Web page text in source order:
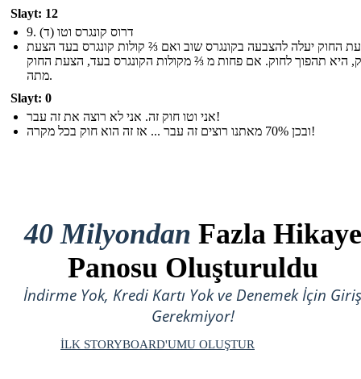
Slayt: 12
9. (ד) דרוס קונגרס וטו
החוק יעלה להצבעה בקונגרס שוב ואם ⅔ קולות קונגרס בעד הצעת
היא תהפוך לחוק. אם פחות מ ⅔ מקולות הקונגרס בעד, הצעת החוק
מתה.
Slayt: 0
אני וטו חוק זה. אני לא רוצה את זה עבר!
ובכן 70% מאתנו רוצים זה עבר ... אז זה הוא חוק בכל מקרה!
40 Milyondan Fazla Hikaye
Panosu Oluşturuldu
İndirme Yok, Kredi Kartı Yok ve Denemek İçin Giriş
Gerekmiyor!
İLK STORYBOARD'UMU OLUŞTUR